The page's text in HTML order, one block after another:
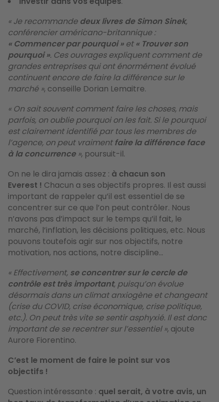
« Je recommandedeux livres de Simon Sinek,
conférencier américano-britannique :
« Commencer par pourquoi »et « Trouver son
pourquoi ». Ces ouvrages expliquent comment de
grandes entreprises qui ont énormément évolué
continuent encore de faire la différence sur le
marché », conseille Dorian Lemaitre.
« On sait souvent comment faire les choses, mais
parfois, on oublie pourquoi on les fait. Si le pourquoi
est clairement identifié par tous les membres de
l’agence, on peut vraimentfaire la différence face
à la concurrence», poursuit-il.
On ne le dira jamais assez : à chacun son
Everest ! Chacun a ses objectifs propres. Il est aussi
important de rappeler qu’il est essentiel de se
concentrer sur ce que l’on peut contrôler. Nous
n’avons pas d’impact sur le temps qu’il fait, le
marché, l’inflation, les décisions politiques, etc. Nous
pouvons toutefois agir sur nos objectifs, notre
motivation, nos actions, notre discipline…
« Effectivement, se concentrer sur le cercle de
contrôle est très important, puisqu’on évolue
désormais dans un climat anxiogène et changeant
(crise du COVID, crise économique, crise politique,
etc.). On peut très vite se sentir asphyxié. Il est donc
important de se recentrer sur l’essentiel », ajoute
Aurore Fiorentino.
C’est le moment de faire le point sur vos
objectifs !
Question intéressante : quel serait, à votre avis, un